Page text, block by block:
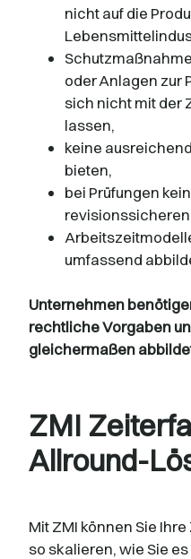
nicht auf die
oder Anlagen zur
sich nicht mit der
lassen,
keine
bieten,
bei Prüfungen
umfassend
Unternehmen
rechtliche Vorgaben
gleichermaßen
ZMI
Allround-
Mit ZMI können Sie
so skalieren, wie Sie